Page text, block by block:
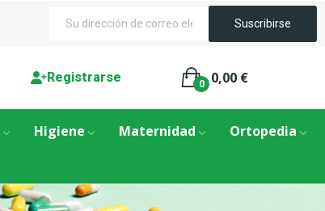
Registrarse 0,00 €
0
Higiene Maternidad
Ortopedia